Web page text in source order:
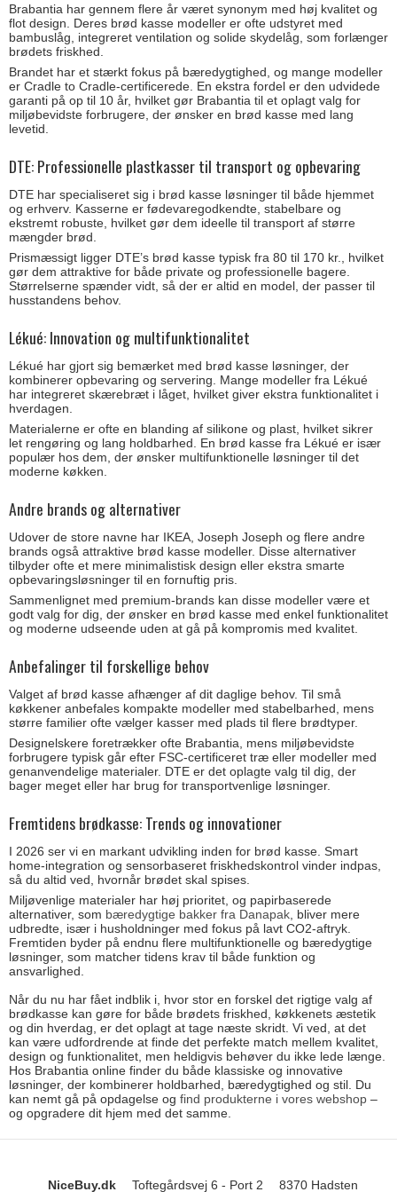
Brabantia har gennem flere år været synonym med høj kvalitet og
flot design. Deres brød kasse modeller er ofte udstyret med
bambuslåg, integreret ventilation og solide skydelåg, som forlænger
brødets friskhed.
Brandet har et stærkt fokus på bæredygtighed, og mange modeller
er Cradle to Cradle-certificerede. En ekstra fordel er den udvidede
garanti på op til 10 år, hvilket gør Brabantia til et oplagt valg for
miljøbevidste forbrugere, der ønsker en brød kasse med lang
levetid.
DTE: Professionelle plastkasser til transport og opbevaring
DTE har specialiseret sig i brød kasse løsninger til både hjemmet
og erhverv. Kasserne er fødevaregodkendte, stabelbare og
ekstremt robuste, hvilket gør dem ideelle til transport af større
mængder brød.
Prismæssigt ligger DTE’s brød kasse typisk fra 80 til 170 kr., hvilket
gør dem attraktive for både private og professionelle bagere.
Størrelserne spænder vidt, så der er altid en model, der passer til
husstandens behov.
Lékué: Innovation og multifunktionalitet
Lékué har gjort sig bemærket med brød kasse løsninger, der
kombinerer opbevaring og servering. Mange modeller fra Lékué
har integreret skærebræt i låget, hvilket giver ekstra funktionalitet i
hverdagen.
Materialerne er ofte en blanding af silikone og plast, hvilket sikrer
let rengøring og lang holdbarhed. En brød kasse fra Lékué er især
populær hos dem, der ønsker multifunktionelle løsninger til det
moderne køkken.
Andre brands og alternativer
Udover de store navne har IKEA, Joseph Joseph og flere andre
brands også attraktive brød kasse modeller. Disse alternativer
tilbyder ofte et mere minimalistisk design eller ekstra smarte
opbevaringsløsninger til en fornuftig pris.
Sammenlignet med premium-brands kan disse modeller være et
godt valg for dig, der ønsker en brød kasse med enkel funktionalitet
og moderne udseende uden at gå på kompromis med kvalitet.
Anbefalinger til forskellige behov
Valget af brød kasse afhænger af dit daglige behov. Til små
køkkener anbefales kompakte modeller med stabelbarhed, mens
større familier ofte vælger kasser med plads til flere brødtyper.
Designelskere foretrækker ofte Brabantia, mens miljøbevidste
forbrugere typisk går efter FSC-certificeret træ eller modeller med
genanvendelige materialer. DTE er det oplagte valg til dig, der
bager meget eller har brug for transportvenlige løsninger.
Fremtidens brødkasse: Trends og innovationer
I 2026 ser vi en markant udvikling inden for brød kasse. Smart
home-integration og sensorbaseret friskhedskontrol vinder indpas,
så du altid ved, hvornår brødet skal spises.
Miljøvenlige materialer har høj prioritet, og papirbaserede
alternativer, som bæredygtige bakker fra Danapak , bliver mere
udbredte, især i husholdninger med fokus på lavt CO2-aftryk.
Fremtiden byder på endnu flere multifunktionelle og bæredygtige
løsninger, som matcher tidens krav til både funktion og
ansvarlighed.
Når du nu har fået indblik i, hvor stor en forskel det rigtige valg af
brødkasse kan gøre for både brødets friskhed, køkkenets æstetik
og din hverdag, er det oplagt at tage næste skridt. Vi ved, at det
kan være udfordrende at finde det perfekte match mellem kvalitet,
design og funktionalitet, men heldigvis behøver du ikke lede længe.
Hos Brabantia online finder du både klassiske og innovative
løsninger, der kombinerer holdbarhed, bæredygtighed og stil. Du
kan nemt gå på opdagelse og find produkterne i vores webshop –
og opgradere dit hjem med det samme.
NiceBuy.dk Toftegårdsvej 6 - Port 2 8370 Hadsten